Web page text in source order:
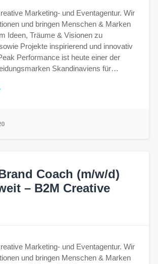
Marketing- und Eventagentur. Wir
und bringen Menschen & Marken
Ideen, Träume & Visionen zu
Projekte inspirierend und innovativ
Performance ist heute einer der
Skandinaviens für…
Coach (m/w/d)
– B2M Creative
Marketing- und Eventagentur. Wir
und bringen Menschen & Marken